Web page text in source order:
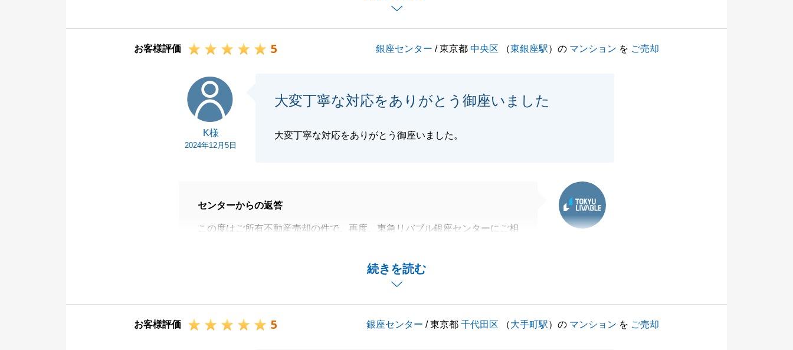
今後とも末永くお付き合い賜れますよう、よろしくお願いいたします。
お客様評価 5 銀座センター / 東京都中央区 （東銀座駅）の マンション を ご売却
K様
2024年12月5日
大変丁寧な対応をありがとう御座いました
大変丁寧な対応をありがとう御座いました。
続きを読む
センターからの返答
この度はご所有不動産売却の件で、再度、東急リバブル銀座センターにご相
大切な資産である不動産のご売却をお任せいただいたこと、また、微力なが
らご売却をお手伝いできたことを大変嬉しく感じております。
不動産でお困りの事があれば、お気軽のお申し付けください。
お客様評価 5 銀座センター / 東京都千代田区 （大手町駅）の マンション を ご売却